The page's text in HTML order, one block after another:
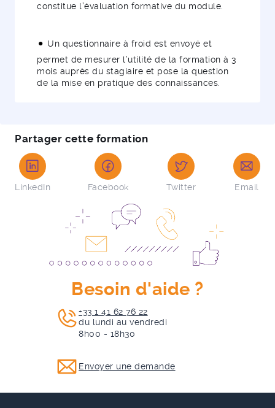
constitue l’évaluation formative du module.
Un questionnaire à froid est envoyé et
permet de mesurer l’utilité de la formation à 3
mois auprès du stagiaire et pose la question
de la mise en pratique des connaissances.
Partager cette formation
LinkedIn Facebook Twitter Email
Besoin d'aide ?
+33 1 41 62 76 22
du lundi au vendredi
8h00 - 18h30
Envoyer une demande